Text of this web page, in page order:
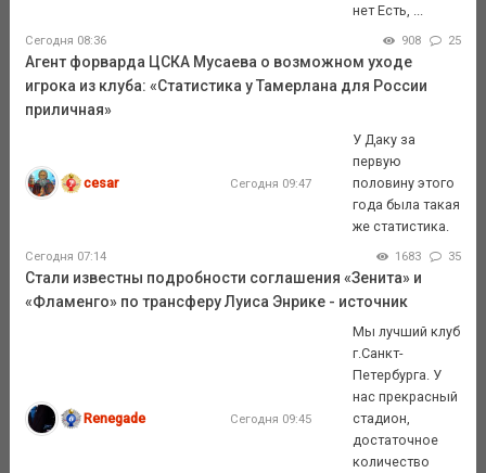
нет Есть, ...
Сегодня 08:36 908 25
Агент форварда ЦСКА Мусаева о возможном уходе
игрока из клуба: «Статистика у Тамерлана для России
приличная»
cesar Сегодня 09:47
У Даку за
первую
половину этого
года была такая
же статистика.
Сегодня 07:14 1683 35
Стали известны подробности соглашения «Зенита» и
«Фламенго» по трансферу Луиса Энрике - источник
Renegade Сегодня 09:45
Мы лучший клуб
г.Санкт-
Петербурга. У
нас прекрасный
стадион,
достаточное
количество